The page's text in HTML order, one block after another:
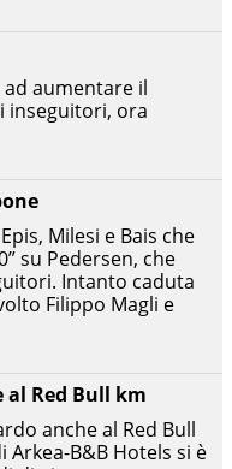
al Red Bull km
anche al Red Bull
Arkea-B&B Hotels si è
Milesi e Bais che
su Pedersen, che
Intanto caduta
Filippo Magli e
ad aumentare il
inseguitori, ora